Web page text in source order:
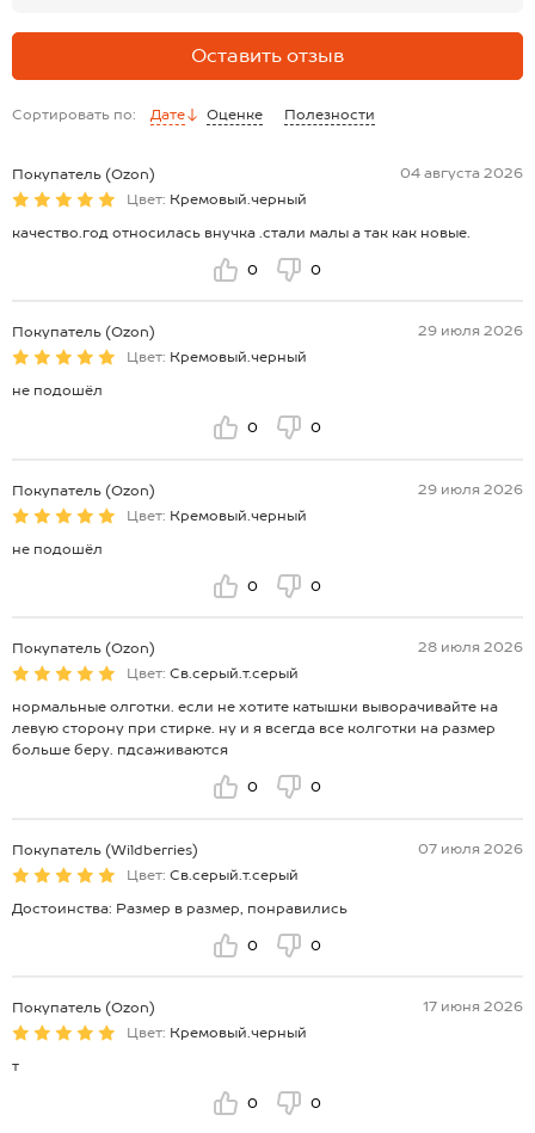
Оставить отзыв
Сортировать по: Дате Оценке Полезности
Покупатель (Ozon)
04 августа 2026
Цвет: Кремовый.черный
качество.год относилась внучка .стали малы а так как новые.
0 0
Покупатель (Ozon)
29 июля 2026
Цвет: Кремовый.черный
не подошёл
0 0
Покупатель (Ozon)
29 июля 2026
Цвет: Кремовый.черный
не подошёл
0 0
Покупатель (Ozon)
28 июля 2026
Цвет: Св.серый.т.серый
нормальные олготки. если не хотите катышки выворачивайте на
левую сторону при стирке. ну и я всегда все колготки на размер
больше беру. пдсаживаются
0 0
Покупатель (Wildberries)
07 июля 2026
Цвет: Св.серый.т.серый
Достоинства: Размер в размер, понравились
0 0
Покупатель (Ozon)
17 июня 2026
Цвет: Кремовый.черный
т
0 0